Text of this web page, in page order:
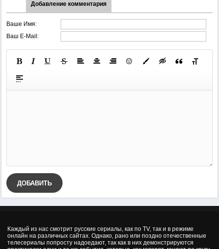
Добавление комментария
Ваше Имя:
Ваш E-Mail:
ДОБАВИТЬ
Каждый из нас смотрит русские сериалы, как по TV, так и в режиме
онлайн на различных сайтах. Однако, рано или поздно отечественные
телесериалы попросту надоедают, так как в них демонстрируются